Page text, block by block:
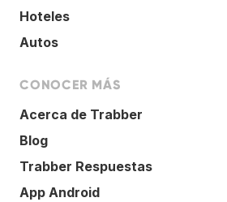
Hoteles
Autos
CONOCER MÁS
Acerca de Trabber
Blog
Trabber Respuestas
App Android